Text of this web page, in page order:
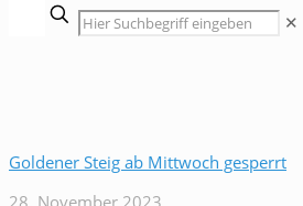
✕
Goldener Steig ab Mittwoch gesperrt
28. November 2023